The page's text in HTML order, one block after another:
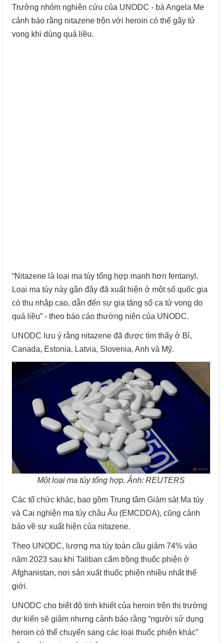
Trưởng nhóm nghiên cứu của UNODC - bà Angela Me
cảnh báo rằng nitazene trộn với heroin có thể gây tử
vong khi dùng quá liều.
“Nitazene là loại ma túy tổng hợp mạnh hơn fentanyl.
Loại ma túy này gần đây đã xuất hiện ở một số quốc gia
có thu nhập cao, dẫn đến sự gia tăng số ca tử vong do
quá liều” - theo báo cáo thường niên của UNODC.
UNODC lưu ý rằng nitazene đã được tìm thấy ở Bỉ,
Canada, Estonia, Latvia, Slovenia, Anh và Mỹ.
Một loại ma túy tổng hợp. Ảnh: REUTERS
Các tổ chức khác, bao gồm Trung tâm Giám sát Ma túy
và Cai nghiện ma túy châu Âu (EMCDDA), cũng cảnh
báo về sự xuất hiện của nitazene.
Theo UNODC, lượng ma túy toàn cầu giảm 74% vào
năm 2023 sau khi Taliban cấm trồng thuốc phiện ở
Afghanistan, nơi sản xuất thuốc phiện nhiều nhất thế
giới.
UNODC cho biết độ tinh khiết của heroin trên thị trường
dự kiến sẽ giảm nhưng cảnh báo rằng “người sử dụng
heroin có thể chuyển sang các loại thuốc phiện khác”